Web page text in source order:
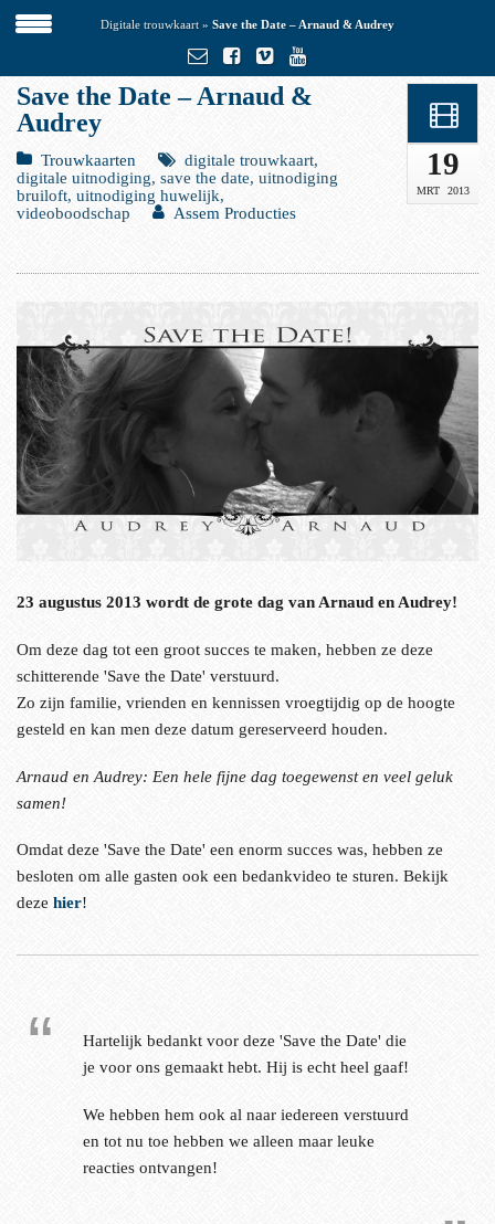
Digitale trouwkaart » Save the Date – Arnaud & Audrey
Save the Date – Arnaud &
Audrey
Trouwkaarten
digitale trouwkaart,
digitale uitnodiging, save the date, uitnodiging
bruiloft, uitnodiging huwelijk,
videoboodschap
Assem Producties
19
MRT 2013
23 augustus 2013 wordt de grote dag van Arnaud en Audrey!
Om deze dag tot een groot succes te maken, hebben ze deze
schitterende 'Save the Date' verstuurd.
Zo zijn familie, vrienden en kennissen vroegtijdig op de hoogte
gesteld en kan men deze datum gereserveerd houden.
Arnaud en Audrey: Een hele fijne dag toegewenst en veel geluk
samen!
Omdat deze 'Save the Date' een enorm succes was, hebben ze
besloten om alle gasten ook een bedankvideo te sturen. Bekijk
deze hier!
Hartelijk bedankt voor deze 'Save the Date' die
je voor ons gemaakt hebt. Hij is echt heel gaaf!
We hebben hem ook al naar iedereen verstuurd
en tot nu toe hebben we alleen maar leuke
reacties ontvangen!